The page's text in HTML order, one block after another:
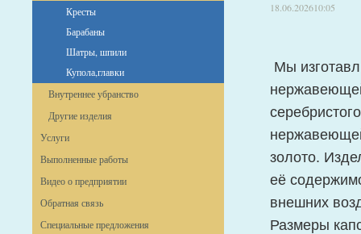
Кресты
Барабаны
Шатры, шпили
Купола,главки
Внутреннее убранство
Другие изделия
Услуги
Выполненные работы
Видео о предприятии
Обратная связь
Специальные предложения
18.06.202610:05
Мы
золото.
её
внешних
Размеры